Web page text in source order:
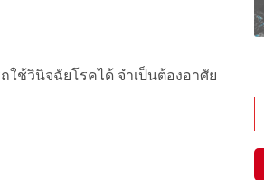
ใช้วินิจฉัยโรคได้ จำเป็นต้องอาศัย